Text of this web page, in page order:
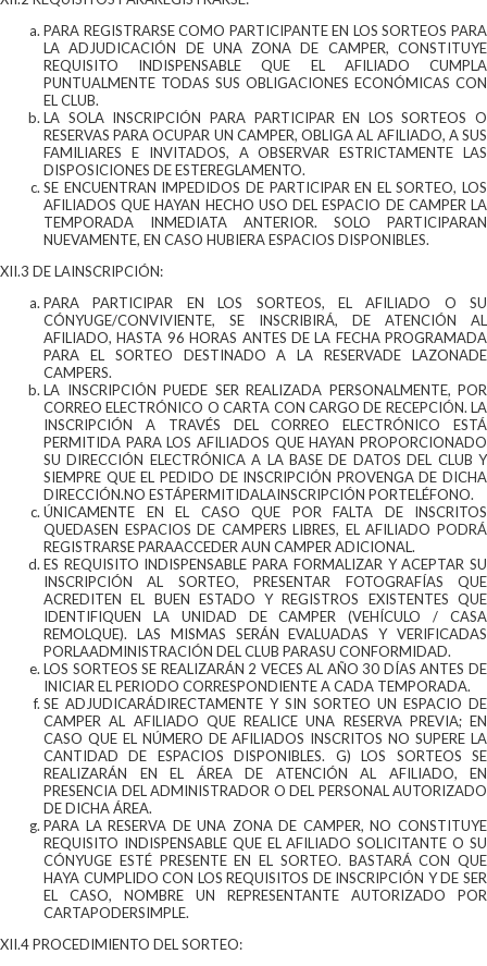
PARA REGISTRARSE COMO PARTICIPANTE EN LOS SORTEOS PARA
LA ADJUDICACIÓN DE UNA ZONA DE CAMPER, CONSTITUYE
REQUISITO INDISPENSABLE QUE EL AFILIADO CUMPLA
PUNTUALMENTE TODAS SUS OBLIGACIONES ECONÓMICAS CON
EL CLUB.
LA SOLA INSCRIPCIÓN PARA PARTICIPAR EN LOS SORTEOS O
RESERVAS PARA OCUPAR UN CAMPER, OBLIGA AL AFILIADO, A SUS
FAMILIARES E INVITADOS, A OBSERVAR ESTRICTAMENTE LAS
DISPOSICIONES DE ESTEREGLAMENTO.
SE ENCUENTRAN IMPEDIDOS DE PARTICIPAR EN EL SORTEO, LOS
AFILIADOS QUE HAYAN HECHO USO DEL ESPACIO DE CAMPER LA
TEMPORADA INMEDIATA ANTERIOR. SOLO PARTICIPARAN
NUEVAMENTE, EN CASO HUBIERA ESPACIOS DISPONIBLES.
XII.3 DE LAINSCRIPCIÓN:
PARA PARTICIPAR EN LOS SORTEOS, EL AFILIADO O SU
CÓNYUGE/CONVIVIENTE, SE INSCRIBIRÁ, DE ATENCIÓN AL
AFILIADO, HASTA 96 HORAS ANTES DE LA FECHA PROGRAMADA
PARA EL SORTEO DESTINADO A LA RESERVADE LAZONADE
CAMPERS.
LA INSCRIPCIÓN PUEDE SER REALIZADA PERSONALMENTE, POR
CORREO ELECTRÓNICO O CARTA CON CARGO DE RECEPCIÓN. LA
INSCRIPCIÓN A TRAVÉS DEL CORREO ELECTRÓNICO ESTÁ
PERMITIDA PARA LOS AFILIADOS QUE HAYAN PROPORCIONADO
SU DIRECCIÓN ELECTRÓNICA A LA BASE DE DATOS DEL CLUB Y
SIEMPRE QUE EL PEDIDO DE INSCRIPCIÓN PROVENGA DE DICHA
DIRECCIÓN.NO ESTÁPERMITIDALAINSCRIPCIÓN PORTELÉFONO.
ÚNICAMENTE EN EL CASO QUE POR FALTA DE INSCRITOS
QUEDASEN ESPACIOS DE CAMPERS LIBRES, EL AFILIADO PODRÁ
REGISTRARSE PARAACCEDER AUN CAMPER ADICIONAL.
ES REQUISITO INDISPENSABLE PARA FORMALIZAR Y ACEPTAR SU
INSCRIPCIÓN AL SORTEO, PRESENTAR FOTOGRAFÍAS QUE
ACREDITEN EL BUEN ESTADO Y REGISTROS EXISTENTES QUE
IDENTIFIQUEN LA UNIDAD DE CAMPER (VEHÍCULO / CASA
REMOLQUE). LAS MISMAS SERÁN EVALUADAS Y VERIFICADAS
PORLAADMINISTRACIÓN DEL CLUB PARASU CONFORMIDAD.
LOS SORTEOS SE REALIZARÁN 2 VECES AL AÑO 30 DÍAS ANTES DE
INICIAR EL PERIODO CORRESPONDIENTE A CADA TEMPORADA.
SE ADJUDICARÁDIRECTAMENTE Y SIN SORTEO UN ESPACIO DE
CAMPER AL AFILIADO QUE REALICE UNA RESERVA PREVIA; EN
CASO QUE EL NÚMERO DE AFILIADOS INSCRITOS NO SUPERE LA
CANTIDAD DE ESPACIOS DISPONIBLES. G) LOS SORTEOS SE
REALIZARÁN EN EL ÁREA DE ATENCIÓN AL AFILIADO, EN
PRESENCIA DEL ADMINISTRADOR O DEL PERSONAL AUTORIZADO
DE DICHA ÁREA.
PARA LA RESERVA DE UNA ZONA DE CAMPER, NO CONSTITUYE
REQUISITO INDISPENSABLE QUE EL AFILIADO SOLICITANTE O SU
CÓNYUGE ESTÉ PRESENTE EN EL SORTEO. BASTARÁ CON QUE
HAYA CUMPLIDO CON LOS REQUISITOS DE INSCRIPCIÓN Y DE SER
EL CASO, NOMBRE UN REPRESENTANTE AUTORIZADO POR
CARTAPODERSIMPLE.
XII.4 PROCEDIMIENTO DEL SORTEO: